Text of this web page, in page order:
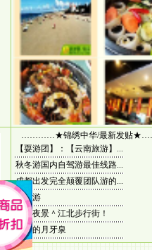
…………★锦绣中华/最新发贴
【耍游团】：【云南旅游】...
秋冬游国内自驾游最佳线路...
成都出发完全颠覆团队游的...
香港游
重庆夜景＾江北步行街！
神奇的月牙泉